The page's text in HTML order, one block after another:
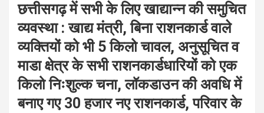
छत्तीसगढ़ में सभी के लिए खाद्यान्न की समुचित
व्यवस्था : खाद्य मंत्री, बिना राशनकार्ड वाले
व्यक्तियों को भी 5 किलो चावल, अनुसूचित व
माडा क्षेत्र के सभी राशनकार्डधारियों को एक
किलो निःशुल्क चना, लॉकडाउन की अवधि में
बनाए गए 30 हजार नए राशनकार्ड, परिवार के